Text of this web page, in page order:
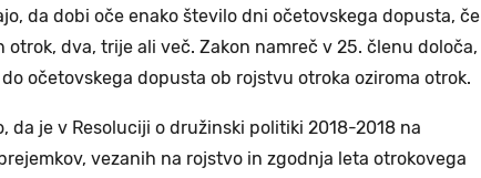
da dobi oče enako število dni očetovskega dopusta, če
otrok, dva, trije ali več. Zakon namreč v 25. členu določa,
očetovskega dopusta ob rojstvu otroka oziroma otrok.
da je v Resoluciji o družinski politiki 2018-2018 na
vezanih na rojstvo in zgodnja leta otrokovega